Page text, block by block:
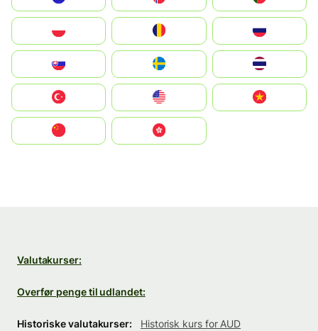
United States
中國香港特別行政區
Valutakurser:
Overfør penge til udlandet:
Historiske valutakurser:
Historisk kurs for AUD